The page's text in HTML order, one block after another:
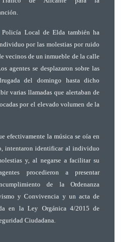
Local de Elda también ha
por las molestias por ruido
vecinos de un inmueble de la calle
agentes se desplazaron sobre las
del domingo hasta dicho
varias llamadas que alertaban de
por el elevado volumen de la
efectivamente la música se oía en
intentaron identificar al individuo
y, al negarse a facilitar su
procedieron a presentar
de la Ordenanza
y Convivencia y un acta de
en la Ley Orgánica 4/2015 de
Ciudadana.